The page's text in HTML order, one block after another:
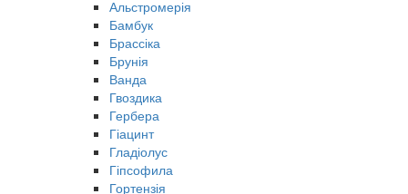
Альстромерія
Бамбук
Брассіка
Брунія
Ванда
Гвоздика
Гербера
Гіацинт
Гладіолус
Гіпсофила
Гортензія